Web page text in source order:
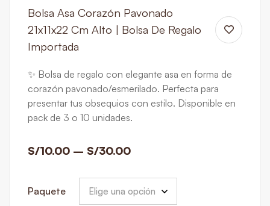
Bolsa Asa Corazón Pavonado
21x11x22 Cm Alto | Bolsa De Regalo
Importada
✨ Bolsa de regalo con elegante asa en forma de
corazón pavonado/esmerilado. Perfecta para
presentar tus obsequios con estilo. Disponible en
pack de 3 o 10 unidades.
S/10.00 – S/30.00
Paquete